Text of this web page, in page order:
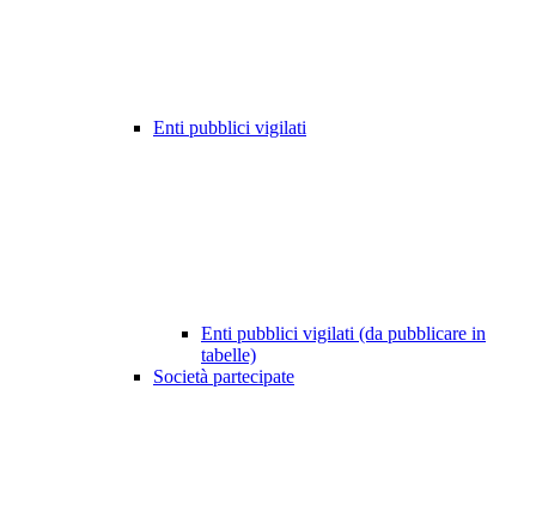
Enti pubblici vigilati
Enti pubblici vigilati (da pubblicare in
tabelle)
Società partecipate